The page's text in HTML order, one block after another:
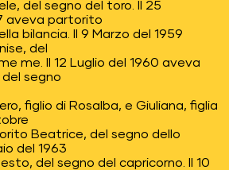
del segno del toro. Il 25
aveva partorito
bilancia. Il 9 Marzo del 1959
del
me. Il 12 Luglio del 1960 aveva
segno
figlio di Rosalba, e Giuliana, figlia
Beatrice, del segno dello
del 1963
del segno del capricorno. Il 10